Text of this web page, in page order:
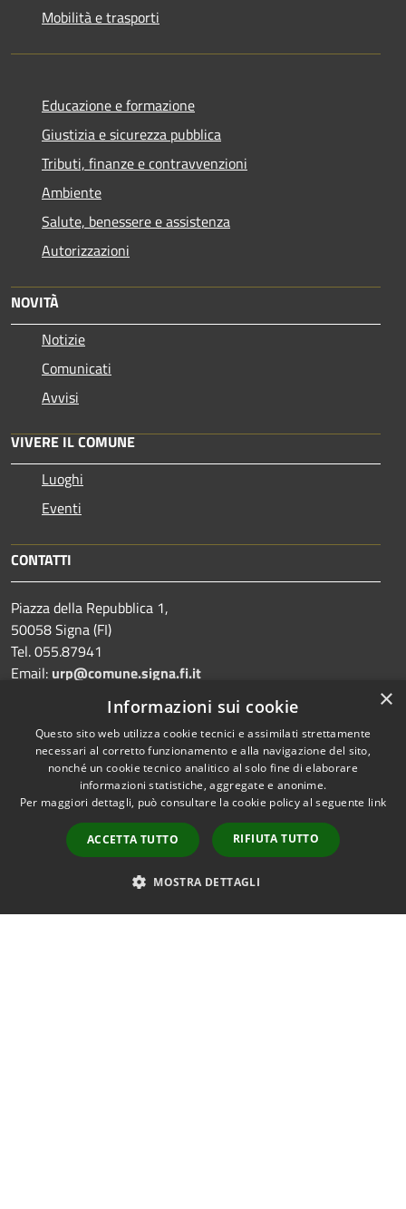
Mobilità e trasporti
Educazione e formazione
Giustizia e sicurezza pubblica
Tributi, finanze e contravvenzioni
Ambiente
Salute, benessere e assistenza
Autorizzazioni
NOVITÀ
Notizie
Comunicati
Avvisi
VIVERE IL COMUNE
Luoghi
Eventi
CONTATTI
Piazza della Repubblica 1,
50058 Signa (FI)
Tel. 055.87941
Email: urp@comune.signa.fi.it
CF e P.IVA: 01147380487
Prenotazione appuntamento
Segnalazione disservizio
Leggi le FAQ
Richiesta di assistenza
×
Informazioni sui cookie
Questo sito web utilizza cookie tecnici e assimilati strettamente
necessari al corretto funzionamento e alla navigazione del sito,
nonché un cookie tecnico analitico al solo fine di elaborare
informazioni statistiche, aggregate e anonime.
Per maggiori dettagli, può consultare la cookie policy al seguente link
ACCETTA TUTTO RIFIUTA TUTTO
MOSTRA DETTAGLI